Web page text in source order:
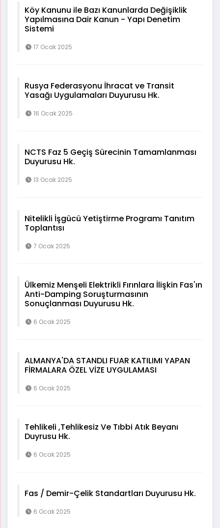
Köy Kanunu ile Bazı Kanunlarda Değişiklik
Yapılmasına Dair Kanun - Yapı Denetim
Sistemi
17 Ocak 2025
Rusya Federasyonu İhracat ve Transit
Yasağı Uygulamaları Duyurusu Hk.
16 Ocak 2025
NCTS Faz 5 Geçiş Sürecinin Tamamlanması
Duyurusu Hk.
13 Ocak 2025
Nitelikli İşgücü Yetiştirme Programı Tanıtım
Toplantısı
7 Ocak 2025
Ülkemiz Menşeli Elektrikli Fırınlara İlişkin Fas'ın
Anti-Damping Soruşturmasının
Sonuçlanması Duyurusu Hk.
6 Ocak 2025
ALMANYA'DA STANDLI FUAR KATILIMI YAPAN
FİRMALARA ÖZEL VİZE UYGULAMASI
6 Ocak 2025
Tehlikeli ,Tehlikesiz Ve Tıbbi Atık Beyanı
Duyrusu Hk.
6 Ocak 2025
Fas / Demir-Çelik Standartları Duyurusu Hk.
6 Ocak 2025